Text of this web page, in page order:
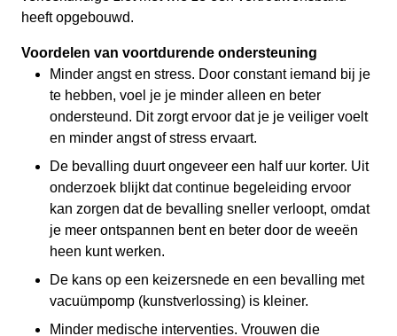
heeft opgebouwd.
Voordelen van voortdurende ondersteuning
Minder angst en stress. Door constant iemand bij je
te hebben, voel je je minder alleen en beter
ondersteund. Dit zorgt ervoor dat je je veiliger voelt
en minder angst of stress ervaart.
De bevalling duurt ongeveer een half uur korter. Uit
onderzoek blijkt dat continue begeleiding ervoor
kan zorgen dat de bevalling sneller verloopt, omdat
je meer ontspannen bent en beter door de weeën
heen kunt werken.
De kans op een keizersnede en een bevalling met
vacuümpomp (kunstverlossing) is kleiner.
Minder medische interventies. Vrouwen die